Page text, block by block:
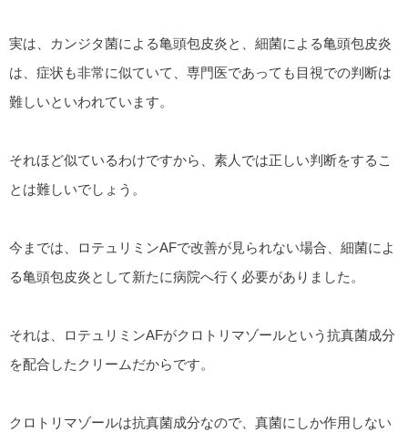
実は、カンジタ菌による亀頭包皮炎と、細菌による亀頭包皮炎
は、症状も非常に似ていて、専門医であっても目視での判断は
難しいといわれています。
それほど似ているわけですから、素人では正しい判断をするこ
とは難しいでしょう。
今までは、ロテュリミンAFで改善が見られない場合、細菌によ
る亀頭包皮炎として新たに病院へ行く必要がありました。
それは、ロテュリミンAFがクロトリマゾールという抗真菌成分
を配合したクリームだからです。
クロトリマゾールは抗真菌成分なので、真菌にしか作用しない